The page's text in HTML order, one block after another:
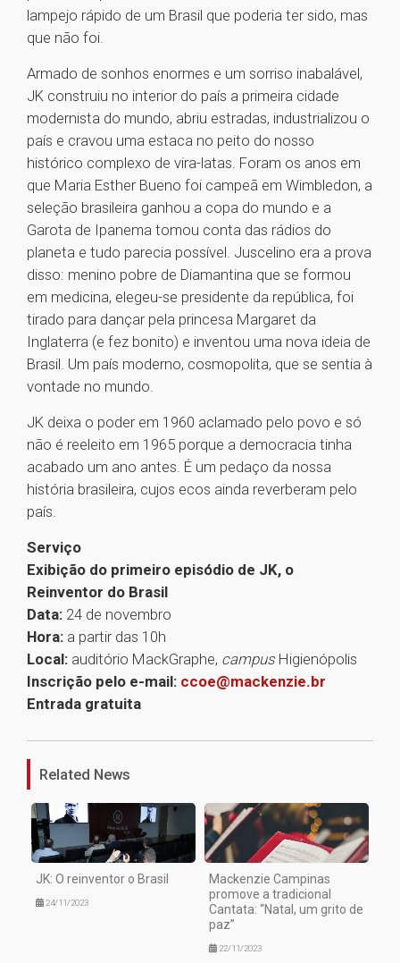
lampejo rápido de um Brasil que poderia ter sido, mas
que não foi.
Armado de sonhos enormes e um sorriso inabalável,
JK construiu no interior do país a primeira cidade
modernista do mundo, abriu estradas, industrializou o
país e cravou uma estaca no peito do nosso
histórico complexo de vira-latas. Foram os anos em
que Maria Esther Bueno foi campeã em Wimbledon, a
seleção brasileira ganhou a copa do mundo e a
Garota de Ipanema tomou conta das rádios do
planeta e tudo parecia possível. Juscelino era a prova
disso: menino pobre de Diamantina que se formou
em medicina, elegeu-se presidente da república, foi
tirado para dançar pela princesa Margaret da
Inglaterra (e fez bonito) e inventou uma nova ideia de
Brasil. Um país moderno, cosmopolita, que se sentia à
vontade no mundo.
JK deixa o poder em 1960 aclamado pelo povo e só
não é reeleito em 1965 porque a democracia tinha
acabado um ano antes. É um pedaço da nossa
história brasileira, cujos ecos ainda reverberam pelo
país.
Serviço
Exibição do primeiro episódio de JK, o
Reinventor do Brasil
Data: 24 de novembro
Hora: a partir das 10h
Local: auditório MackGraphe, campus Higienópolis
Inscrição pelo e-mail: ccoe@mackenzie.br
Entrada gratuita
Related News
JK: O reinventor o Brasil
24/11/2023
Mackenzie Campinas
promove a tradicional
Cantata: “Natal, um grito de
paz”
22/11/2023